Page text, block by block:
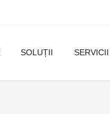
SOLUȚII SERVICII